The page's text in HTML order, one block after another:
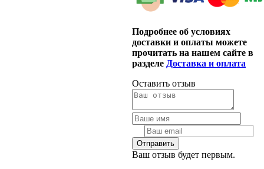
Подробнее об условиях
доставки и оплаты можете
прочитать на нашем сайте в
разделе Доставка и оплата
Оставить отзыв
Ваш отзыв будет первым.